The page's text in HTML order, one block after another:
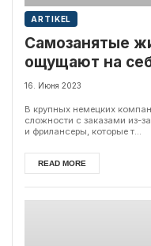
ARTIKEL
Самозанятые
ощущают на
экономического
16. Июня 2023
В крупных немецких
сложности с заказами из-
и фрилансеры, которые т...
READ MORE